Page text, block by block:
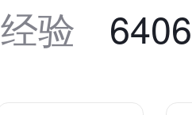
经验